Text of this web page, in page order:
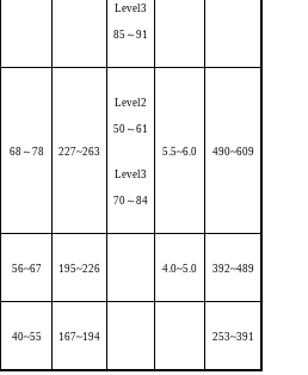
Level3
85 ～ 91
68 ～ 78 227~263
Level2
50 ～ 61
Level3
70 ～ 84
5.5~6.0 490~609
56~67 195~226 4.0~5.0 392~489
40~55 167~194 253~391